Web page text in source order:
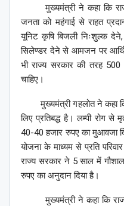
मुख्यमंत्री ने कहा कि
जनता को महंगाई से राहत
यूनिट कृषि बिजली निःशुल्क
सिलेण्डर देने से आमजन पर
भी राज्य सरकार की तरह
चाहिए।
मुख्यमंत्री गहलोत ने कहा
लिए प्रतिबद्ध है। लम्पी रोग से
40-40 हजार रुपए का मुआवजा
योजना के माध्यम से प्रति
राज्य सरकार ने 5 साल में
रुपए का अनुदान दिया है।
मुख्यमंत्री ने कहा कि